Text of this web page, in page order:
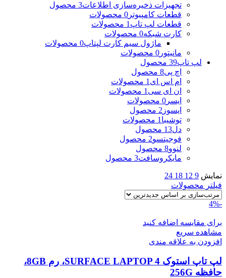
تجهیزات ذخیره‌سازی اطلاعات3 محصول
قطعات کامپیوتر 0 محصولات
قطعات لپ تاپ 1 محصولات
کارت شبکه0 محصولات
ماژول سیم کارت لپتاپ0 محصولات
مانیتور 0 محصولات
لپ تاپ39 محصول
اچ پی8 محصول
ام اس ای 1 محصولات
ان ای سی 1 محصولات
ایسر 0 محصولات
ایسوز 2 محصول
توشیبا 1 محصولات
دل13 محصول
فوجیتسو2 محصول
لنوو8 محصول
مایکروسافت3 محصول
نمایش 9
12
18
24
فیلتر محصولات
-4%
برای مقایسه اضافه کنید
مشاهده سریع
افزودن به علاقه مندی
لپ تاپ استوک SURFACE LAPTOP 4، رم 8GB،
حافظه 256G